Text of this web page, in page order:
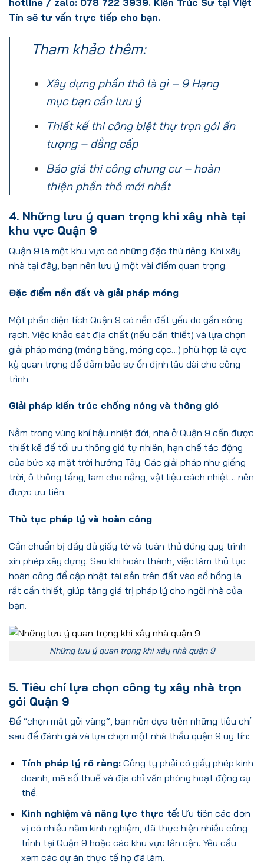
Tín sẽ tư vấn trực tiếp cho bạn.
Tham khảo thêm:
Xây dựng phần thô là gì – 9 Hạng
mục bạn cần lưu ý
Thiết kế thi công biệt thự trọn gói ấn
tượng – đẳng cấp
Báo giá thi công chung cư – hoàn
thiện phần thô mới nhất
4. Những lưu ý quan trọng khi xây nhà tại
khu vực Quận 9
Quận 9 là một khu vực có những đặc thù riêng. Khi xây
nhà tại đây, bạn nên lưu ý một vài điểm quan trọng:
Đặc điểm nền đất và giải pháp móng
Một phần diện tích Quận 9 có nền đất yếu do gần sông
rạch. Việc khảo sát địa chất (nếu cần thiết) và lựa chọn
giải pháp móng (móng băng, móng cọc…) phù hợp là cực
kỳ quan trọng để đảm bảo sự ổn định lâu dài cho công
trình.
Giải pháp kiến trúc chống nóng và thông gió
Nằm trong vùng khí hậu nhiệt đới, nhà ở Quận 9 cần được
thiết kế để tối ưu thông gió tự nhiên, hạn chế tác động
của bức xạ mặt trời hướng Tây. Các giải pháp như giếng
trời, ô thông tầng, lam che nắng, vật liệu cách nhiệt… nên
được ưu tiên.
Thủ tục pháp lý và hoàn công
Cần chuẩn bị đầy đủ giấy tờ và tuân thủ đúng quy trình
xin phép xây dựng. Sau khi hoàn thành, việc làm thủ tục
hoàn công để cập nhật tài sản trên đất vào sổ hồng là
rất cần thiết, giúp tăng giá trị pháp lý cho ngôi nhà của
bạn.
Những lưu ý quan trọng khi xây nhà quận 9
5. Tiêu chí lựa chọn công ty xây nhà trọn
gói Quận 9
Để “chọn mặt gửi vàng”, bạn nên dựa trên những tiêu chí
sau để đánh giá và lựa chọn một nhà thầu quận 9 uy tín:
Tính pháp lý rõ ràng:Công ty phải có giấy phép kinh
doanh, mã số thuế và địa chỉ văn phòng hoạt động cụ
thể.
Kinh nghiệm và năng lực thực tế:Ưu tiên các đơn
vị có nhiều năm kinh nghiệm, đã thực hiện nhiều công
trình tại Quận 9 hoặc các khu vực lân cận. Yêu cầu
xem các dự án thực tế họ đã làm.